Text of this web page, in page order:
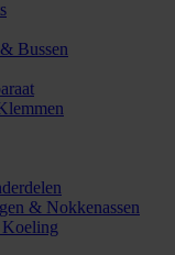
Bussen
& Nokkenassen